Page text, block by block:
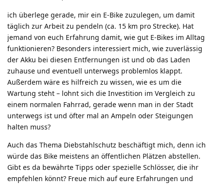
ich überlege gerade, mir ein E-Bike zuzulegen, um damit
täglich zur Arbeit zu pendeln (ca. 15 km pro Strecke). Hat
jemand von euch Erfahrung damit, wie gut E-Bikes im Alltag
funktionieren? Besonders interessiert mich, wie zuverlässig
der Akku bei diesen Entfernungen ist und ob das Laden
zuhause und eventuell unterwegs problemlos klappt.
Außerdem wäre es hilfreich zu wissen, wie es um die
Wartung steht – lohnt sich die Investition im Vergleich zu
einem normalen Fahrrad, gerade wenn man in der Stadt
unterwegs ist und öfter mal an Ampeln oder Steigungen
halten muss?
Auch das Thema Diebstahlschutz beschäftigt mich, denn ich
würde das Bike meistens an öffentlichen Plätzen abstellen.
Gibt es da bewährte Tipps oder spezielle Schlösser, die ihr
empfehlen könnt? Freue mich auf eure Erfahrungen und